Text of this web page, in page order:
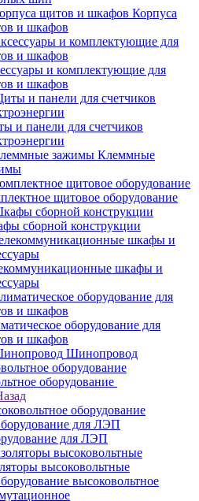
Корпуса
и шкафов
и комплектующие для
и шкафов
и панели для счетчиков
Клеммные
щитовое оборудование
сборной конструкции
шкафы и
оборудование для
и шкафов
Шинопровод
оборудование
оборудование
для ЛЭП
высоковольтные